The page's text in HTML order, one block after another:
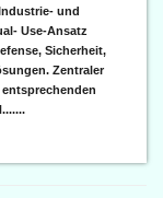
und
Use-Ansatz
Sicherheit,
Zentraler